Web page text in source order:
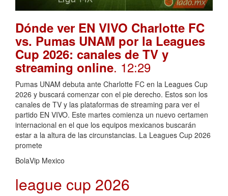
Dónde ver EN VIVO Charlotte FC
vs. Pumas UNAM por la Leagues
Cup 2026: canales de TV y
streaming online. 12:29
Pumas UNAM debuta ante Charlotte FC en la Leagues Cup
2026 y buscará comenzar con el pie derecho. Estos son los
canales de TV y las plataformas de streaming para ver el
partido EN VIVO. Este martes comienza un nuevo certamen
internacional en el que los equipos mexicanos buscarán
estar a la altura de las circunstancias. La Leagues Cup 2026
promete
BolaVip Mexico
league cup 2026